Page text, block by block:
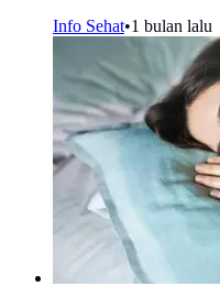
Info Sehat•1 bulan lalu